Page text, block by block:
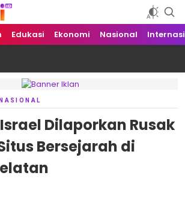
Edukasi Ekonomi Nasional
Dilaporkan Rusak
Bersejarah di